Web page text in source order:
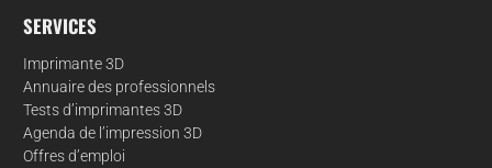
SERVICES
Imprimante 3D
Annuaire des professionnels
Tests d’imprimantes 3D
Agenda de l’impression 3D
Offres d’emploi